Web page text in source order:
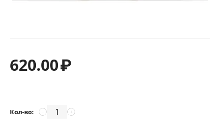
620.00₽
Кол-во: +
−